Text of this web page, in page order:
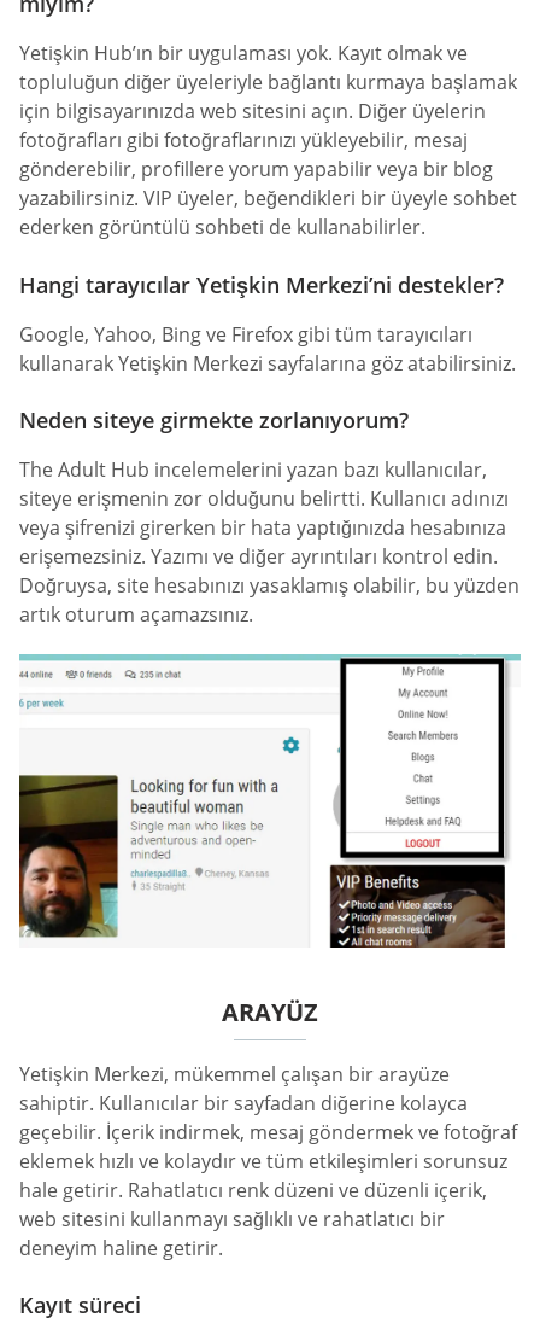
Yetişkin Hub’ın bir uygulaması yok. Kayıt olmak ve
topluluğun diğer üyeleriyle bağlantı kurmaya başlamak
için bilgisayarınızda web sitesini açın. Diğer üyelerin
fotoğrafları gibi fotoğraflarınızı yükleyebilir, mesaj
gönderebilir, profillere yorum yapabilir veya bir blog
yazabilirsiniz. VIP üyeler, beğendikleri bir üyeyle sohbet
ederken görüntülü sohbeti de kullanabilirler.
Hangi tarayıcılar Yetişkin Merkezi’ni destekler?
Google, Yahoo, Bing ve Firefox gibi tüm tarayıcıları
kullanarak Yetişkin Merkezi sayfalarına göz atabilirsiniz.
Neden siteye girmekte zorlanıyorum?
The Adult Hub incelemelerini yazan bazı kullanıcılar,
siteye erişmenin zor olduğunu belirtti. Kullanıcı adınızı
veya şifrenizi girerken bir hata yaptığınızda hesabınıza
erişemezsiniz. Yazımı ve diğer ayrıntıları kontrol edin.
Doğruysa, site hesabınızı yasaklamış olabilir, bu yüzden
artık oturum açamazsınız.
ARAYÜZ
Yetişkin Merkezi, mükemmel çalışan bir arayüze
sahiptir. Kullanıcılar bir sayfadan diğerine kolayca
geçebilir. İçerik indirmek, mesaj göndermek ve fotoğraf
eklemek hızlı ve kolaydır ve tüm etkileşimleri sorunsuz
hale getirir. Rahatlatıcı renk düzeni ve düzenli içerik,
web sitesini kullanmayı sağlıklı ve rahatlatıcı bir
deneyim haline getirir.
Kayıt süreci